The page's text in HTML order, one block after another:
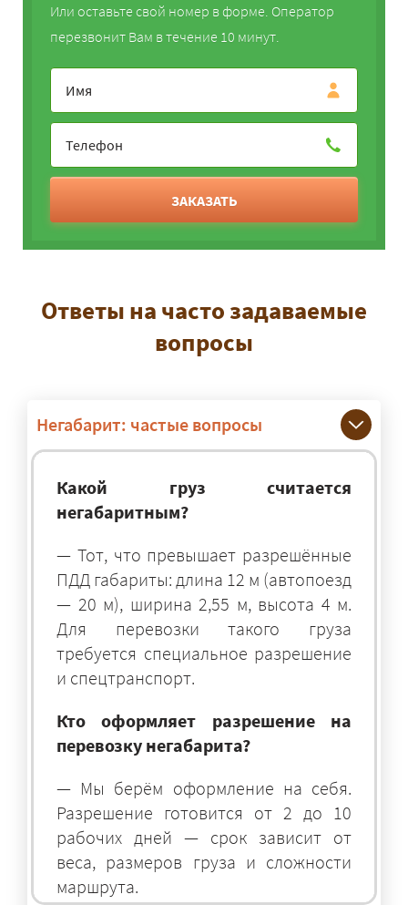
Или оставьте свой номер в форме. Оператор
перезвонит Вам в течение 10 минут.
ЗАКАЗАТЬ
Ответы на часто задаваемые
вопросы
Негабарит: частые вопросы
Какой груз считается
негабаритным?
— Тот, что превышает разрешённые
ПДД габариты: длина 12 м (автопоезд
— 20 м), ширина 2,55 м, высота 4 м.
Для перевозки такого груза
требуется специальное разрешение
и спецтранспорт.
Кто оформляет разрешение на
перевозку негабарита?
— Мы берём оформление на себя.
Разрешение готовится от 2 до 10
рабочих дней — срок зависит от
веса, размеров груза и сложности
маршрута.